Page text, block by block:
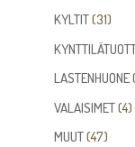
KYLTIT 3131
LASTENHUONE
VALAISIMET 44
MUUT 4747